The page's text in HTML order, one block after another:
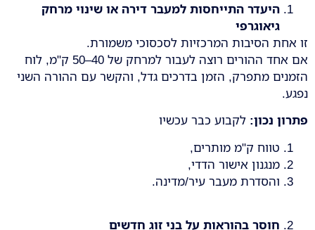
היעדר התייחסות למעבר דירה או שינוי מרחק
גיאוגרפי
זו אחת הסיבות המרכזיות לסכסוכי משמורת.
אם אחד ההורים רוצה לעבור למרחק של 40–50 ק"מ, לוח
הזמנים מתפרק, הזמן בדרכים גדל, והקשר עם ההורה השני
נפגע.
פתרון נכון: לקבוע כבר עכשיו
טווח ק"מ מותרים,
מנגנון אישור הדדי,
והסדרת מעבר עיר/מדינה.
חוסר בהוראות על בני זוג חדשים